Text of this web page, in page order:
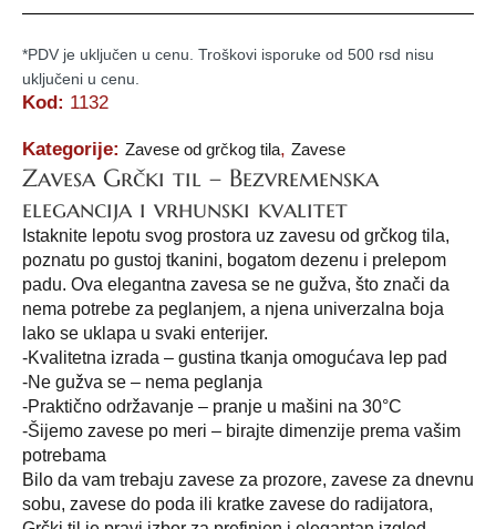
*PDV je uključen u cenu. Troškovi isporuke od 500 rsd nisu
uključeni u cenu.
Kod: 1132
Kategorije: Zavese od grčkog tila, Zavese
Zavesa Grčki til – Bezvremenska
elegancija i vrhunski kvalitet
Istaknite lepotu svog prostora uz zavesu od grčkog tila,
poznatu po gustoj tkanini, bogatom dezenu i prelepom
padu. Ova elegantna zavesa se ne gužva, što znači da
nema potrebe za peglanjem, a njena univerzalna boja
lako se uklapa u svaki enterijer.
-Kvalitetna izrada – gustina tkanja omogućava lep pad
-Ne gužva se – nema peglanja
-Praktično održavanje – pranje u mašini na 30°C
-Šijemo zavese po meri – birajte dimenzije prema vašim
potrebama
Bilo da vam trebaju zavese za prozore, zavese za dnevnu
sobu, zavese do poda ili kratke zavese do radijatora,